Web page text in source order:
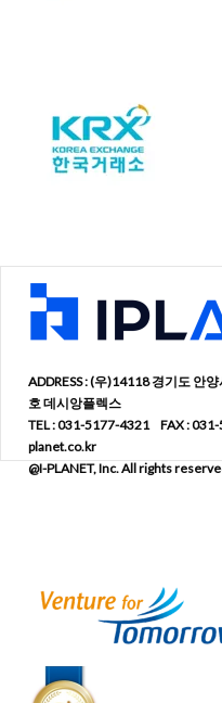
ADDRESS : (우)14118 경기도 안
호 데시앙플렉스
TEL : 031-5177-4321 FAX :
planet.co.kr
@I-PLANET, Inc. All rights